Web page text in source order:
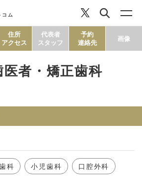
コム
ルフチェック
住所
アクセス
代表者
スタッフ
予約
連絡先
画像
医者・矯正歯科
科 小児歯科 口腔外科